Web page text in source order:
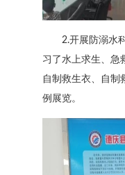
2.开展防溺水
习了水上求生、急
自制救生衣、自制
例展览。